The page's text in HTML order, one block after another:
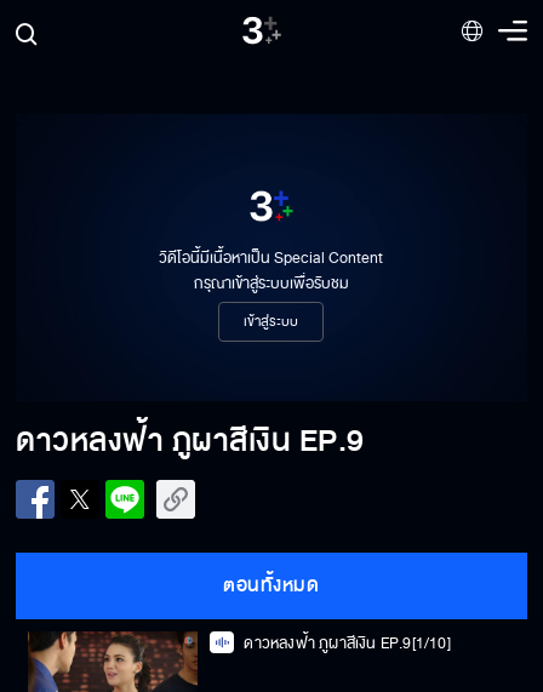
วิดีโอนี้มีเนื้อหาเป็น Special Content
กรุณาเข้าสู่ระบบเพื่อรับชม
เข้าสู่ระบบ
ดาวหลงฟ้า ภูผาสีเงิน EP.9
ตอนทั้งหมด
ดาวหลงฟ้า ภูผาสีเงิน EP.9[1/10]